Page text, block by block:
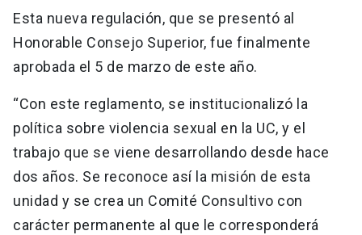
Esta nueva regulación, que se presentó al
Honorable Consejo Superior, fue finalmente
aprobada el 5 de marzo de este año.
“Con este reglamento, se institucionalizó la
política sobre violencia sexual en la UC, y el
trabajo que se viene desarrollando desde hace
dos años. Se reconoce así la misión de esta
unidad y se crea un Comité Consultivo con
carácter permanente al que le corresponderá